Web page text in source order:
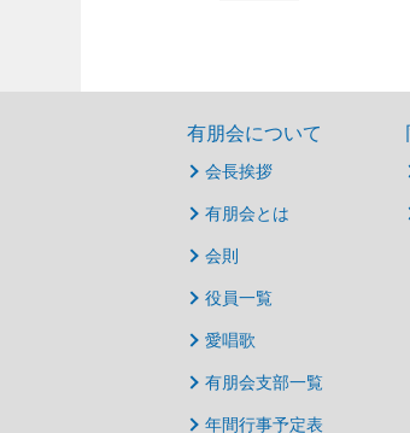
有朋会について
会長挨拶
有朋会とは
会則
役員一覧
愛唱歌
有朋会支部一覧
年間行事予定表